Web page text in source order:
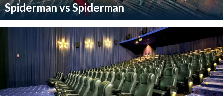
Spiderman vs Spiderman